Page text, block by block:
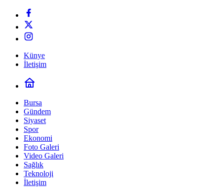
Künye
İletişim
Bursa
Gündem
Siyaset
Spor
Ekonomi
Foto Galeri
Video Galeri
Sağlık
Teknoloji
İletişim